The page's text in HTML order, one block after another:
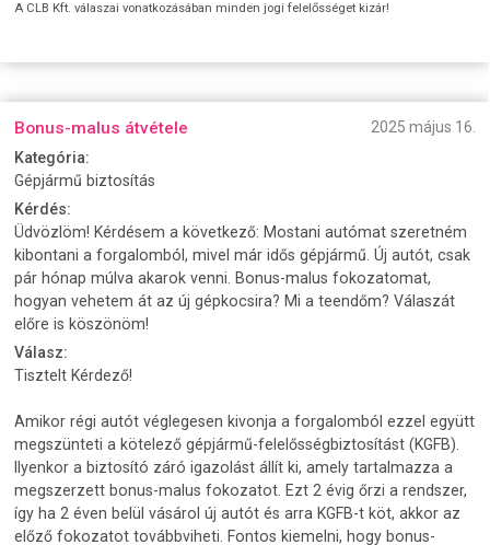
A CLB Kft. válaszai vonatkozásában minden jogi felelősséget kizár!
Bonus-malus átvétele
2025 május 16.
Kategória:
Gépjármű biztosítás
Kérdés:
Üdvözlöm! Kérdésem a következő: Mostani autómat szeretném
kibontani a forgalomból, mivel már idős gépjármű. Új autót, csak
pár hónap múlva akarok venni. Bonus-malus fokozatomat,
hogyan vehetem át az új gépkocsira? Mi a teendőm? Válaszát
előre is köszönöm!
Válasz:
Tisztelt Kérdező!
Amikor régi autót véglegesen kivonja a forgalomból ezzel együtt
megszünteti a kötelező gépjármű-felelősségbiztosítást (KGFB).
Ilyenkor a biztosító záró igazolást állít ki, amely tartalmazza a
megszerzett bonus-malus fokozatot. Ezt 2 évig őrzi a rendszer,
így ha 2 éven belül vásárol új autót és arra KGFB-t köt, akkor az
előző fokozatot továbbviheti. Fontos kiemelni, hogy bonus-